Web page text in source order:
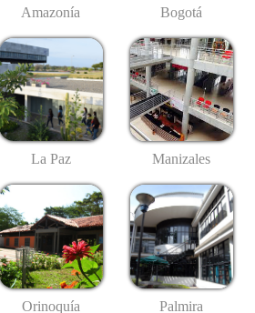
Amazonía Bogotá
La Paz Manizales
Orinoquía Palmira